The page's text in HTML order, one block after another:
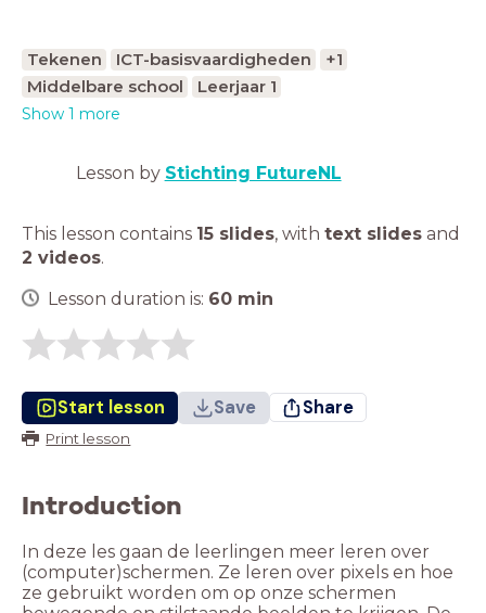
Tekenen ICT-basisvaardigheden
+1
Middelbare school
Leerjaar 1
Show 1 more
Lesson by Stichting FutureNL
This lesson contains 15 slides, with text slides and
2 videos.
Lesson duration is: 60 min
Start lesson Save Share
Print lesson
Introduction
In deze les gaan de leerlingen meer leren over
(computer)schermen. Ze leren over pixels en hoe
ze gebruikt worden om op onze schermen